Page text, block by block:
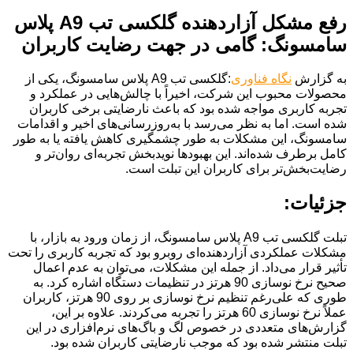
رفع مشکل آزاردهنده گلکسی تب A9 پلاس
سامسونگ: گامی در جهت رضایت کاربران
به گزارش نگاه فناوری
:گلکسی تب A9 پلاس سامسونگ، یکی از
محصولات محبوب این شرکت، اخیراً با چالش‌هایی در عملکرد و
تجربه کاربری مواجه شده بود که باعث نارضایتی برخی کاربران
شده است. اما به نظر می‌رسد با به‌روزرسانی‌های اخیر و اقدامات
سامسونگ، این مشکلات به طور چشمگیری کاهش یافته یا به طور
کامل برطرف شده‌اند. این بهبودها نویدبخش تجربه‌ای روان‌تر و
رضایت‌بخش‌تر برای کاربران این تبلت است.
جزئیات:
تبلت گلکسی تب A9 پلاس سامسونگ، از زمان ورود به بازار، با
مشکلات عملکردی آزاردهنده‌ای روبرو بود که تجربه کاربری را تحت
تأثیر قرار می‌داد. از جمله این مشکلات، می‌توان به عدم اعمال
صحیح نرخ نوسازی 90 هرتز در تنظیمات دستگاه اشاره کرد. به
طوری که علی‌رغم تنظیم نرخ نوسازی بر روی 90 هرتز، کاربران
عملاً نرخ نوسازی 60 هرتز را تجربه می‌کردند. علاوه بر این،
گزارش‌های متعددی در خصوص لگ و باگ‌های نرم‌افزاری در این
تبلت منتشر شده بود که موجب نارضایتی کاربران شده بود.